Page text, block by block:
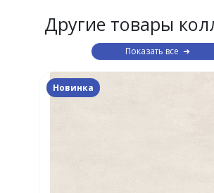
Другие товары
Показать все
Новинка